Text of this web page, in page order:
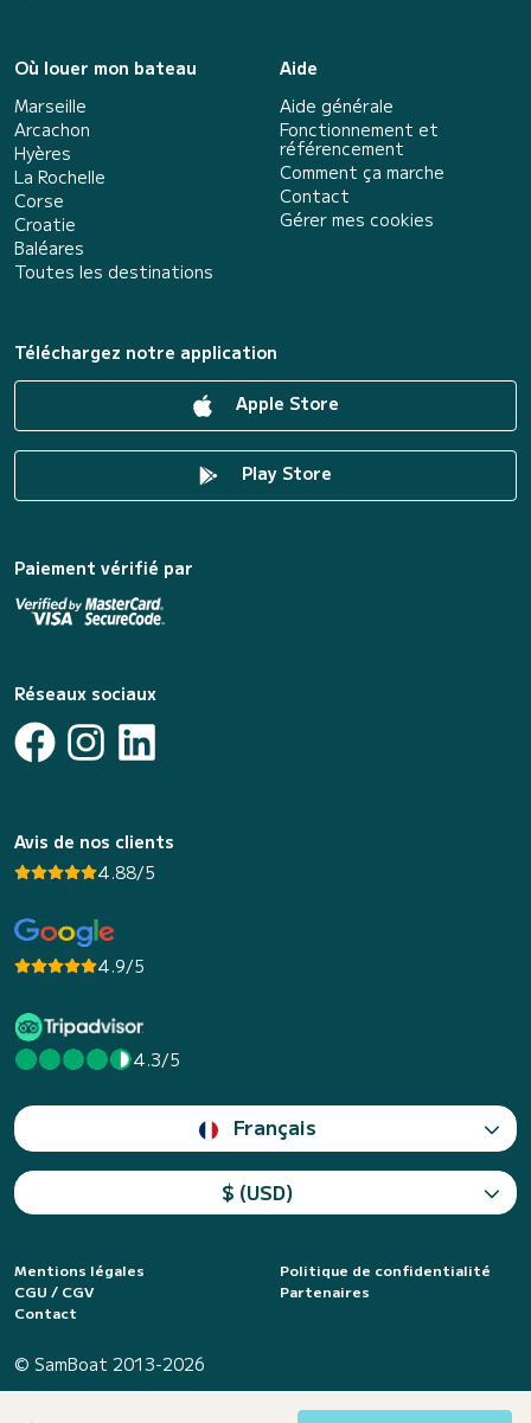
Où louer mon bateau
Marseille
Arcachon
Hyères
La Rochelle
Corse
Croatie
Baléares
Toutes les destinations
Aide
Aide générale
Fonctionnement et
référencement
Comment ça marche
Contact
Gérer mes cookies
Téléchargez notre application
Apple Store
Play Store
Paiement vérifié par
Réseaux sociaux
Avis de nos clients
4.88/5
4.9/5
4.3/5
Français
$ (USD)
Mentions légales
Politique de confidentialité
CGU / CGV
Partenaires
Contact
© SamBoat 2013-2026